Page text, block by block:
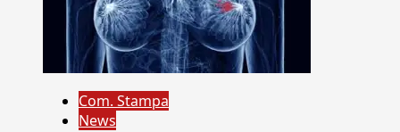
Com. Stampa
News